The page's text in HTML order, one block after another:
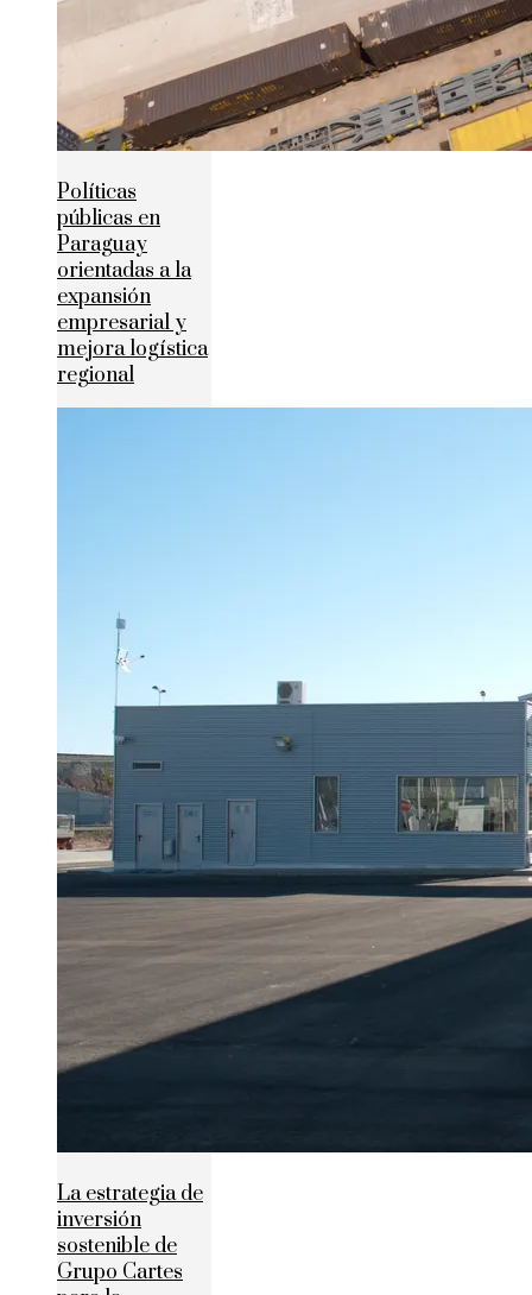
Políticas
públicas en
Paraguay
orientadas a la
expansión
empresarial y
mejora logística
regional
La estrategia de
inversión
sostenible de
Grupo Cartes